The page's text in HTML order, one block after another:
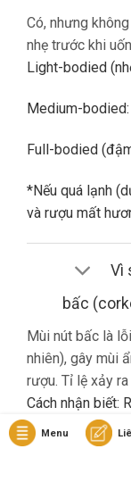
Có, nhưng
nhẹ trước khi
Light-bodied
Medium-
Full-bodied
*Nếu quá lạnh
và rượu mất
Vì
bấc
Mùi nút bấc là
nhiên), gây mùi
rượu. Tỉ lệ xảy
Cách nhận biết:
hương trái cây
Nếu gặp lỗi
Menu